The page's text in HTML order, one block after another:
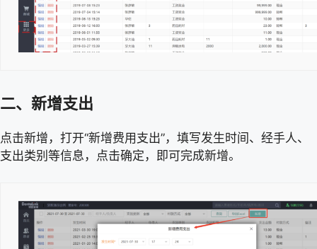
二、新增支出
点击新增，打开“新增费用支出”，填写发生时间、经手人、
支出类别等信息，点击确定，即可完成新增。